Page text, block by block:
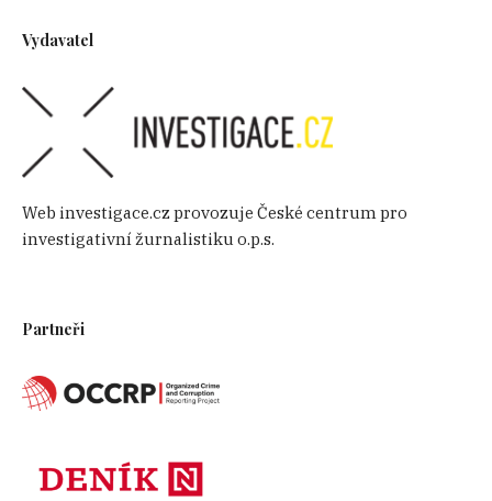
Vydavatel
Web investigace.cz provozuje České centrum pro
investigativní žurnalistiku o.p.s.
Partneři